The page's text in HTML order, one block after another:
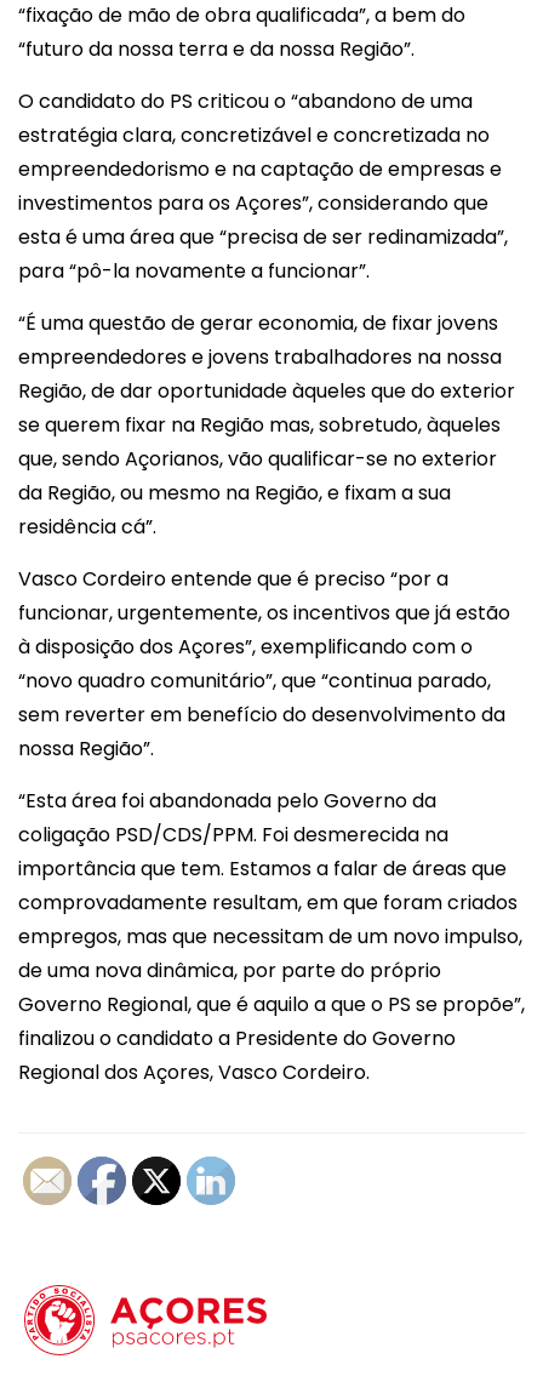
“fixação de mão de obra qualificada”, a bem do
“futuro da nossa terra e da nossa Região”.
O candidato do PS criticou o “abandono de uma
estratégia clara, concretizável e concretizada no
empreendedorismo e na captação de empresas e
investimentos para os Açores”, considerando que
esta é uma área que “precisa de ser redinamizada”,
para “pô-la novamente a funcionar”.
“É uma questão de gerar economia, de fixar jovens
empreendedores e jovens trabalhadores na nossa
Região, de dar oportunidade àqueles que do exterior
se querem fixar na Região mas, sobretudo, àqueles
que, sendo Açorianos, vão qualificar-se no exterior
da Região, ou mesmo na Região, e fixam a sua
residência cá”.
Vasco Cordeiro entende que é preciso “por a
funcionar, urgentemente, os incentivos que já estão
à disposição dos Açores”, exemplificando com o
“novo quadro comunitário”, que “continua parado,
sem reverter em benefício do desenvolvimento da
nossa Região”.
“Esta área foi abandonada pelo Governo da
coligação PSD/CDS/PPM. Foi desmerecida na
importância que tem. Estamos a falar de áreas que
comprovadamente resultam, em que foram criados
empregos, mas que necessitam de um novo impulso,
de uma nova dinâmica, por parte do próprio
Governo Regional, que é aquilo a que o PS se propõe”,
finalizou o candidato a Presidente do Governo
Regional dos Açores, Vasco Cordeiro.